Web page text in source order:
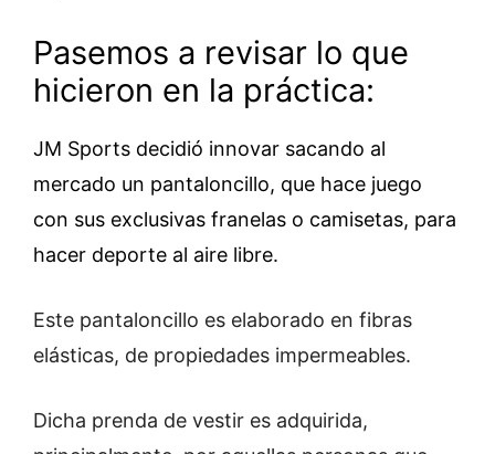
Pasemos a revisar lo que
hicieron en la práctica:
JM Sports decidió innovar sacando al
mercado un pantaloncillo, que hace juego
con sus exclusivas franelas o camisetas, para
hacer deporte al aire libre.
Este pantaloncillo es elaborado en fibras
elásticas, de propiedades impermeables.
Dicha prenda de vestir es adquirida,